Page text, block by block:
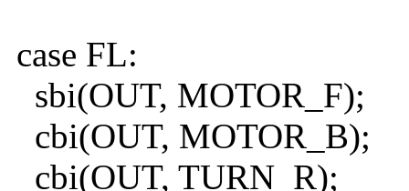
case FL:
sbi(OUT, MOTOR_F);
cbi(OUT, MOTOR_B);
cbi(OUT, TURN_R);